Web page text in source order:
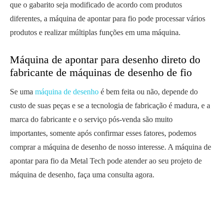
que o gabarito seja modificado de acordo com produtos
diferentes, a máquina de apontar para fio pode processar vários
produtos e realizar múltiplas funções em uma máquina.
Máquina de apontar para desenho direto do
fabricante de máquinas de desenho de fio
Se uma máquina de desenho é bem feita ou não, depende do
custo de suas peças e se a tecnologia de fabricação é madura, e a
marca do fabricante e o serviço pós-venda são muito
importantes, somente após confirmar esses fatores, podemos
comprar a máquina de desenho de nosso interesse. A máquina de
apontar para fio da Metal Tech pode atender ao seu projeto de
máquina de desenho, faça uma consulta agora.